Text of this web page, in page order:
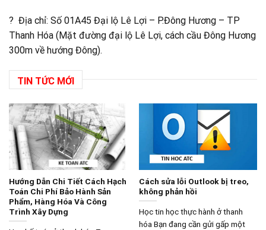
? Địa chỉ: Số 01A45 Đại lộ Lê Lợi – P.Đông Hương – TP
Thanh Hóa (Mặt đường đại lộ Lê Lợi, cách cầu Đông Hương
300m về hướng Đông).
TIN TỨC MỚI
Hướng Dẫn Chi Tiết Cách Hạch
Toán Chi Phí Bảo Hành Sản
Phẩm, Hàng Hóa Và Công
Trình Xây Dựng
Cách sửa lỗi Outlook bị treo,
không phản hồi
Học tin học thực hành ở thanh
hóa Bạn đang cần gửi gấp một